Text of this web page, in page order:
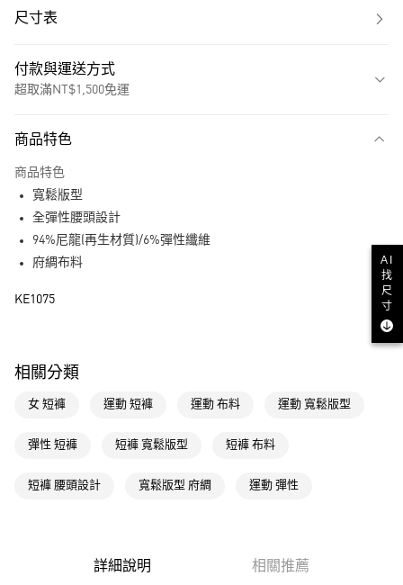
尺寸表
付款與運送方式
超取滿NT$1,500免運
LINE Pay
運送方式
付款後全家取貨
每筆NT$80，滿NT$1,500(含以上)免運費
萊爾富取貨付款
商品特色
商品特色
寬鬆版型
全彈性腰頭設計
94%尼龍(再生材質)/6%彈性纖維
府綢布料
KE1075
相關分類
女 短褲 運動 短褲 運動 布料 運動 寬鬆版型
彈性 短褲 短褲 寬鬆版型 短褲 布料
短褲 腰頭設計 寬鬆版型 府綢 運動 彈性
詳細說明 相關推薦
AI
找
尺
寸